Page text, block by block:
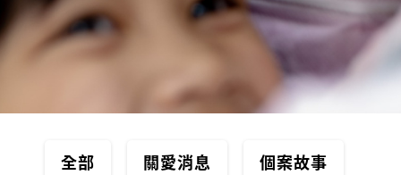
全部 關愛消息 個案故事